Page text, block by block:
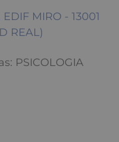
MIRO - 13001
REAL)
PSICOLOGIA